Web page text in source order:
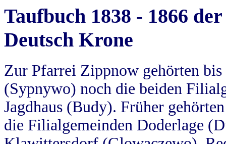
Taufbuch 1838 - 1866
Deutsch Krone
Zur Pfarrei Zippnow gehörten
(Sypnywo) noch die beiden
Jagdhaus (Budy). Früher
die Filialgemeinden Doderlage